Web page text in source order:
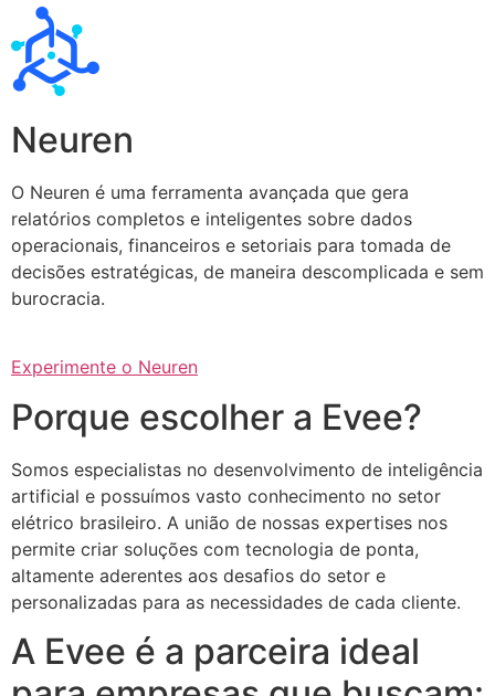
Neuren
O Neuren é uma ferramenta avançada que gera
relatórios completos e inteligentes sobre dados
operacionais, financeiros e setoriais para tomada de
decisões estratégicas, de maneira descomplicada e sem
burocracia.
Experimente o Neuren
Porque escolher a Evee?
Somos especialistas no desenvolvimento de inteligência
artificial e possuímos vasto conhecimento no setor
elétrico brasileiro. A união de nossas expertises nos
permite criar soluções com tecnologia de ponta,
altamente aderentes aos desafios do setor e
personalizadas para as necessidades de cada cliente.
A Evee é a parceira ideal